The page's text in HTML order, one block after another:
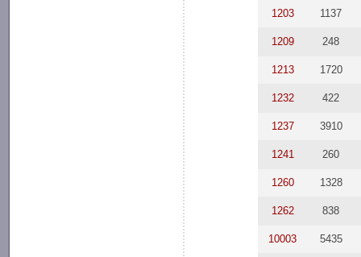
1203 1137
1209 248
1213 1720
1232 422
1237 3910
1241 260
1260 1328
1262 838
10003 5435